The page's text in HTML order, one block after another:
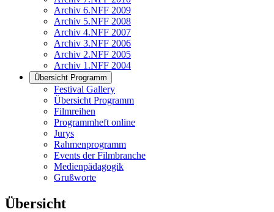
Archiv 6.NFF 2009
Archiv 5.NFF 2008
Archiv 4.NFF 2007
Archiv 3.NFF 2006
Archiv 2.NFF 2005
Archiv 1.NFF 2004
Übersicht Programm
Festival Gallery
Übersicht Programm
Filmreihen
Programmheft online
Jurys
Rahmenprogramm
Events der Filmbranche
Medienpädagogik
Grußworte
Übersicht